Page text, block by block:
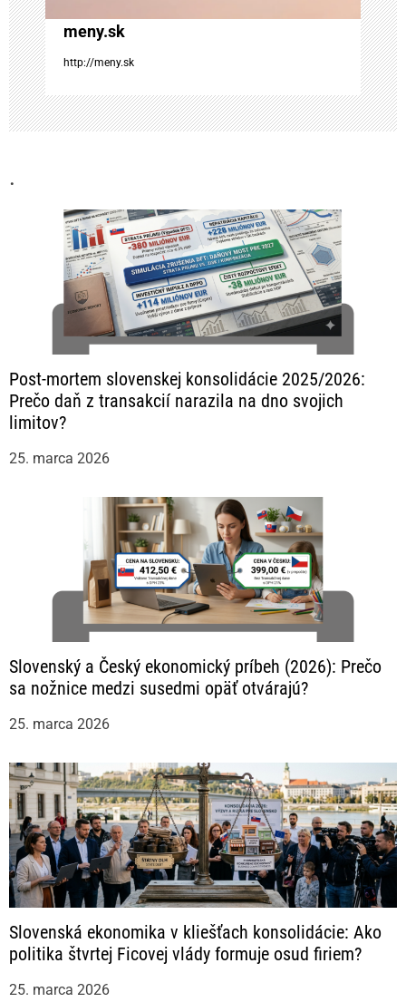
á
n
k
u
meny.sk
http://meny.sk
.
Post-mortem slovenskej konsolidácie 2025/2026:
Prečo daň z transakcií narazila na dno svojich
limitov?
25. marca 2026
Slovenský a Český ekonomický príbeh (2026): Prečo
sa nožnice medzi susedmi opäť otvárajú?
25. marca 2026
Slovenská ekonomika v kliešťach konsolidácie: Ako
politika štvrtej Ficovej vlády formuje osud firiem?
25. marca 2026